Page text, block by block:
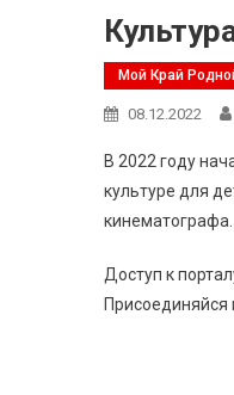
Мой Край
08.12.2022
В 2022 году
культуре для
кинематографа.
Доступ к
Присоединяйся